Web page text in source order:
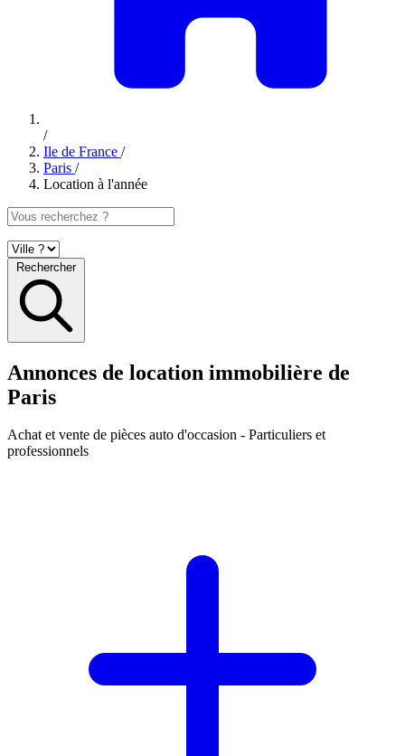
/
Ile de France /
Paris /
Location à l'année
Rechercher
Annonces de location immobilière de
Paris
Achat et vente de pièces auto d'occasion - Particuliers et
professionnels